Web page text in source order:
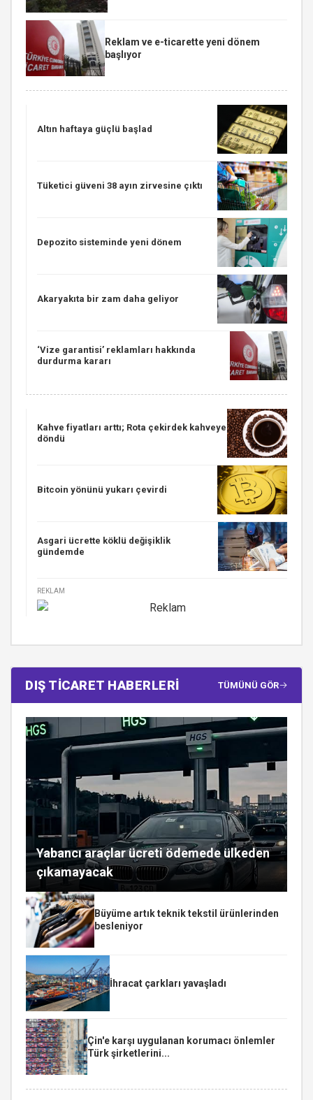
Reklam ve e-ticarette yeni dönem
başlıyor
Altın haftaya güçlü başlad
Tüketici güveni 38 ayın zirvesine çıktı
Depozito sisteminde yeni dönem
Akaryakıta bir zam daha geliyor
‘Vize garantisi’ reklamları hakkında
durdurma kararı
Kahve fiyatları arttı; Rota çekirdek kahveye
döndü
Bitcoin yönünü yukarı çevirdi
Asgari ücrette köklü değişiklik
gündemde
REKLAM
DIŞ TİCARET HABERLERİ TÜMÜNÜ GÖR
Yabancı araçlar ücreti ödemede ülkeden
çıkamayacak
Büyüme artık teknik tekstil ürünlerinden
besleniyor
İhracat çarkları yavaşladı
Çin'e karşı uygulanan korumacı önlemler
Türk şirketlerini...